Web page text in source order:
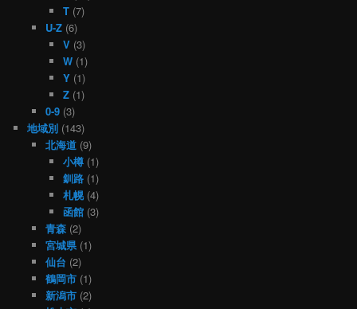
T (7)
U-Z(6)
V (3)
W (1)
Y (1)
Z (1)
0-9(3)
地域別 (143)
北海道(9)
小樽 (1)
釧路 (1)
札幌(4)
函館 (3)
青森(2)
宮城県(1)
仙台 (2)
鶴岡市(1)
新潟市(2)